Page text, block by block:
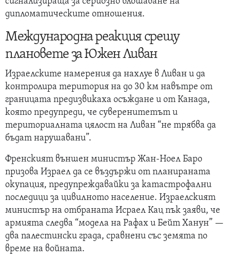
дипломатическите отношения.
Международна реакция срещу
плановете за Южен Ливан
Израелските намерения да нахлуе в Ливан и да
контролира територия на до 30 км навътре от
границата предизвикаха осъждане и от Канада,
която предупреди, че суверенитетът и
териториалната цялост на Ливан “не трябва да
бъдат нарушавани”.
Френският външен министър Жан-Ноел Баро
призова Израел да се въздържи от планираната
окупация, предупреждавайки за катастрофални
последици за цивилното население. Израелският
министър на отбраната Исраел Кац пък заяви, че
армията следва “модела на Рафах и Бейт Ханун” —
два палестински града, сравнени със земята по
време на войната.